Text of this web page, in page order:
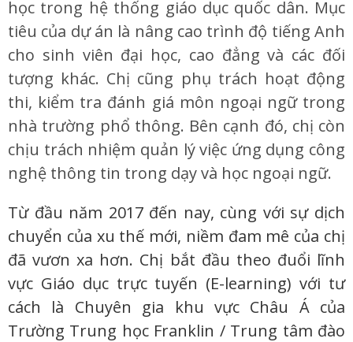
học trong hệ thống giáo dục quốc dân. Mục
tiêu của dự án là nâng cao trình độ tiếng Anh
cho sinh viên đại học, cao đẳng và các đối
tượng khác. Chị cũng phụ trách hoạt động
thi, kiểm tra đánh giá môn ngoại ngữ trong
nhà trường phổ thông. Bên cạnh đó, chị còn
chịu trách nhiệm quản lý việc ứng dụng công
nghệ thông tin trong dạy và học ngoại ngữ.
Từ đầu năm 2017 đến nay, cùng với sự dịch
chuyển của xu thế mới, niềm đam mê của chị
đã vươn xa hơn. Chị bắt đầu theo đuổi lĩnh
vực Giáo dục trực tuyến (E-learning) với tư
cách là Chuyên gia khu vực Châu Á của
Trường Trung học Franklin / Trung tâm đào